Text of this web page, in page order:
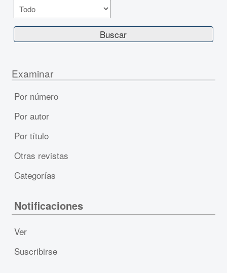
Examinar
Por número
Por autor
Por título
Otras revistas
Categorías
Notificaciones
Ver
Suscribirse